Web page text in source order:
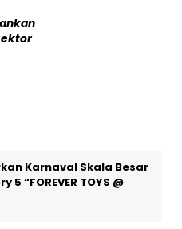
Karnaval Skala Besar
“FOREVER TOYS @